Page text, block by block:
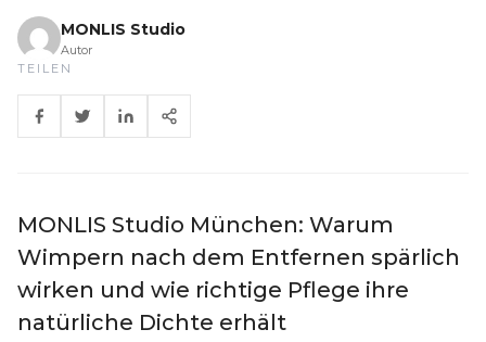
MONLIS Studio
Autor
TEILEN
MONLIS Studio München: Warum
Wimpern nach dem Entfernen spärlich
wirken und wie richtige Pflege ihre
natürliche Dichte erhält